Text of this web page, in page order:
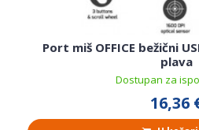
Port miš OFFICE bežični
plava
Dostupan za
16,36